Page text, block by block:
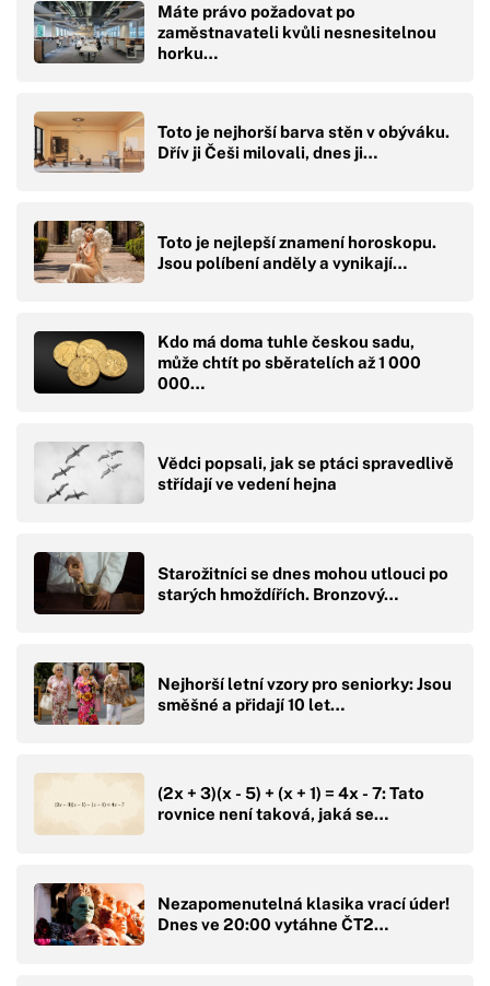
Máte právo požadovat po
zaměstnavateli kvůli nesnesitelnou
horku…
Toto je nejhorší barva stěn v obýváku.
Dřív ji Češi milovali, dnes ji…
Toto je nejlepší znamení horoskopu.
Jsou políbení anděly a vynikají…
Kdo má doma tuhle českou sadu,
může chtít po sběratelích až 1 000
000…
Vědci popsali, jak se ptáci spravedlivě
střídají ve vedení hejna
Starožitníci se dnes mohou utlouci po
starých hmoždířích. Bronzový…
Nejhorší letní vzory pro seniorky: Jsou
směšné a přidají 10 let…
(2x + 3)(x - 5) + (x + 1) = 4x - 7: Tato
rovnice není taková, jaká se…
Nezapomenutelná klasika vrací úder!
Dnes ve 20:00 vytáhne ČT2…